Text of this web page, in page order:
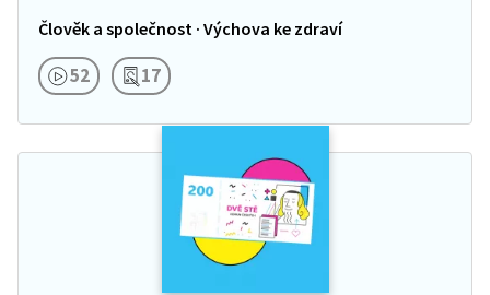
Člověk a společnost · Výchova ke zdraví
52 17